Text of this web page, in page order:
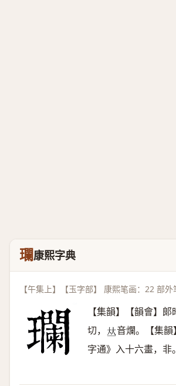
瓓康熙字典
【午集上】【玉字部】 康熙笔画：22 部
【集韻】【韻會】
切， 𠀤音爛。【集
字通》入十六畫，非